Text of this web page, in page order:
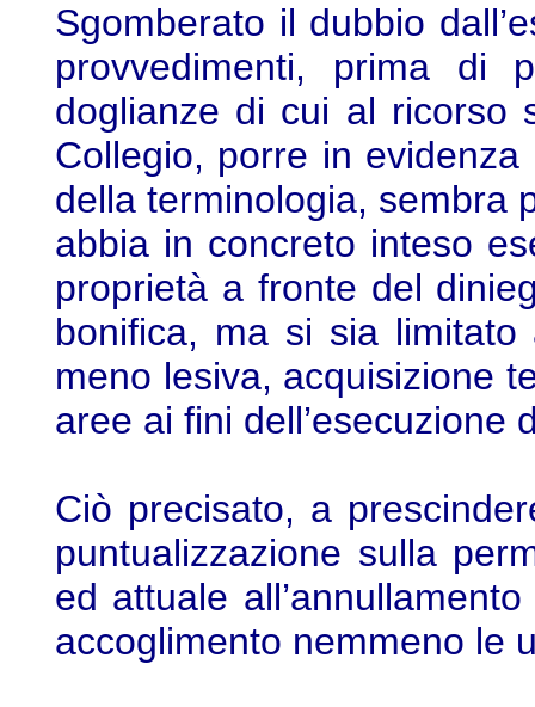
Sgomberato il dubbio
provvedimenti, prima di
doglianze di cui al ricorso
Collegio, porre in evidenza
della terminologia, sembra
abbia in concreto inteso
proprietà a fronte del
bonifica, ma si sia
meno lesiva, acquisizione
aree ai fini dell’esecuzione
Ciò precisato, a
puntualizzazione sulla
ed attuale
accoglimento nemmeno le